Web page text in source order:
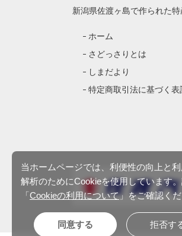
新潟県佐渡ヶ島で作られた
ホーム
さどっさりとは
しまだより
特定商取引法に基づく表
当ホームページでは、利便性の向上と
解析のためにCookieを使用しています
「Cookieの利用について」をご確認くだ
同意する 拒否す